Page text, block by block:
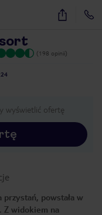
32
(198 opinii)
wyświetlić ofertę
powstała w
Z widokiem na